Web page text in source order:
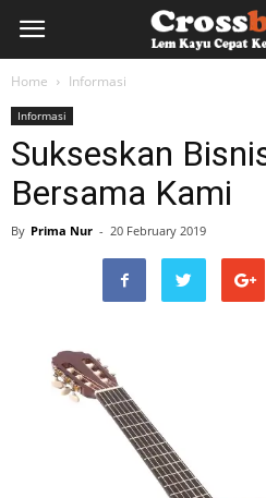
lemkayu.net
Home Informasi
Informasi
Sukseskan
Bersama Kami
By Prima Nur - 20 February 2019